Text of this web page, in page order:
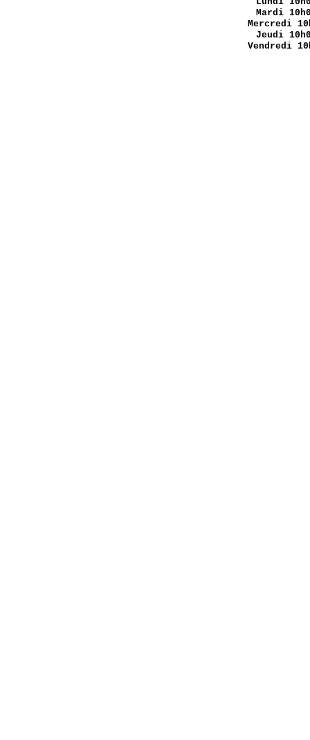
Mardi
Mercredi
Jeudi
Vendredi